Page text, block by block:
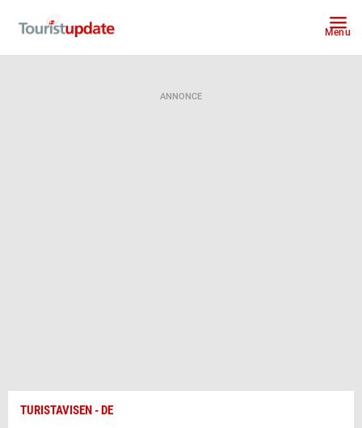
Menu
ANNONCE
TURISTAVISEN - DE